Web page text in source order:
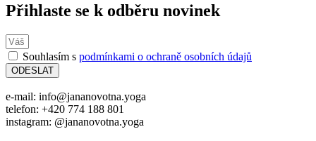
Přihlaste se k odběru novinek
Souhlasím s podmínkami o ochraně osobních údajů
ODESLAT
e-mail: info@jananovotna.yoga
telefon: +420 774 188 801
instagram: @jananovotna.yoga